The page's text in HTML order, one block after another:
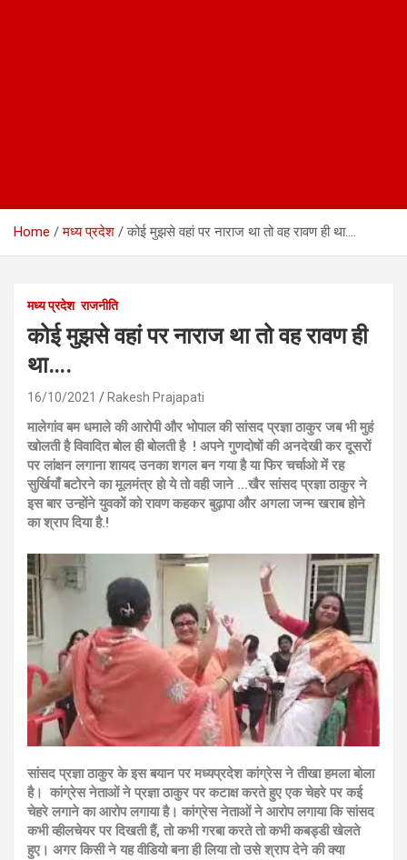
Home मध्य प्रदेश कोई मुझसे वहां पर नाराज था तो वह रावण ही था….
मध्य प्रदेश राजनीति
कोई मुझसे वहां पर नाराज था तो वह रावण ही
था….
16/10/2021 Rakesh Prajapati
मालेगांव बम धमाले की आरोपी और भोपाल की सांसद प्रज्ञा ठाकुर जब भी मुहं
खोलती है विवादित बोल ही बोलती है ! अपने गुणदोषों की अनदेखी कर दूसरों
पर लांक्षन लगाना शायद उनका शगल बन गया है या फिर चर्चाओ में रह
सुर्खियाँ बटोरने का मूलमंत्र हो ये तो वही जाने …खैरसांसद प्रज्ञा ठाकुर ने
इस बार उन्होंने युवकों को रावण कहकर बुढ़ापा और अगला जन्म खराब होने
का श्राप दिया है.!
सांसद प्रज्ञा ठाकुर के इस बयान पर मध्यप्रदेश कांग्रेस ने तीखा हमला बोला
है। कांग्रेस नेताओं ने प्रज्ञा ठाकुर पर कटाक्ष करते हुए एक चेहरे पर कई
चेहरे लगाने का आरोप लगाया है। कांग्रेस नेताओं ने आरोप लगाया कि सांसद
कभी व्हीलचेयर पर दिखती हैं, तो कभी गरबा करते तो कभी कबड्डी खेलते
हुए। अगर किसी ने यह वीडियो बना ही लिया तो उसे श्राप देने की क्या